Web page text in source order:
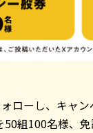
ローし、キャ
組100名様、